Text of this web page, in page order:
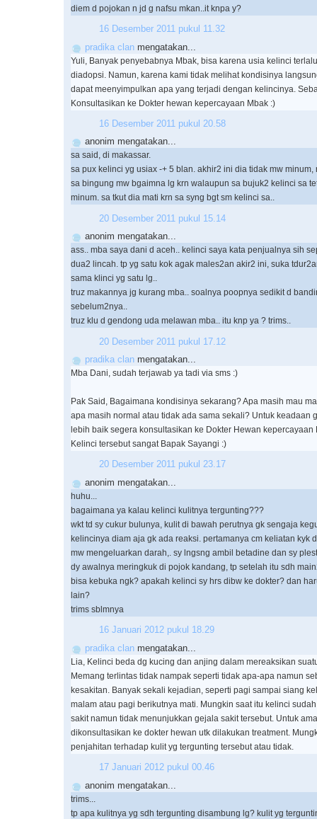
diem d pojokan n jd g nafsu mkan..it knpa y?
16 Desember 2011 pukul 11.32
pradika clan mengatakan...
Yuli, Banyak penyebabnya Mbak, bisa karena usia kelinci
diadopsi. Namun, karena kami tidak melihat kondisinya
dapat meenyimpulkan apa yang terjadi dengan kelincinya.
Konsultasikan ke Dokter hewan kepercayaan Mbak :)
16 Desember 2011 pukul 20.58
anonim mengatakan...
sa said, di makassar.
sa pux kelinci yg usiax -+ 5 blan. akhir2 ini dia tidak mw minum,
sa bingung mw bgaimna lg krn walaupun sa bujuk2 kelinci sa
minum. sa tkut dia mati krn sa syng bgt sm kelinci sa..
20 Desember 2011 pukul 15.14
anonim mengatakan...
ass.. mba saya dani d aceh.. kelinci saya kata penjualnya sih
dua2 lincah. tp yg satu kok agak males2an akir2 ini, suka
sama klinci yg satu lg..
truz makannya jg kurang mba.. soalnya poopnya sedikit d
sebelum2nya..
truz klu d gendong uda melawan mba.. itu knp ya ? trims..
20 Desember 2011 pukul 17.12
pradika clan mengatakan...
Mba Dani, sudah terjawab ya tadi via sms :)
Pak Said, Bagaimana kondisinya sekarang? Apa masih mau
apa masih normal atau tidak ada sama sekali? Untuk keadaan
lebih baik segera konsultasikan ke Dokter Hewan kepercayaan
Kelinci tersebut sangat Bapak Sayangi :)
20 Desember 2011 pukul 23.17
anonim mengatakan...
huhu...
bagaimana ya kalau kelinci kulitnya tergunting???
wkt td sy cukur bulunya, kulit di bawah perutnya gk sengaja
kelincinya diam aja gk ada reaksi. pertamanya cm keliatan kyk
mw mengeluarkan darah,. sy lngsng ambil betadine dan sy
dy awalnya meringkuk di pojok kandang, tp setelah itu sdh
bisa kebuka ngk? apakah kelinci sy hrs dibw ke dokter? dan
lain?
trims sblmnya
16 Januari 2012 pukul 18.29
pradika clan mengatakan...
Lia, Kelinci beda dg kucing dan anjing dalam mereaksikan
Memang terlintas tidak nampak seperti tidak apa-apa namun
kesakitan. Banyak sekali kejadian, seperti pagi sampai siang
malam atau pagi berikutnya mati. Mungkin saat itu kelinci
sakit namun tidak menunjukkan gejala sakit tersebut. Untuk
dikonsultasikan ke dokter hewan utk dilakukan treatment.
penjahitan terhadap kulit yg tergunting tersebut atau tidak.
17 Januari 2012 pukul 00.46
anonim mengatakan...
trims...
tp apa kulitnya yg sdh tergunting disambung lg? kulit yg